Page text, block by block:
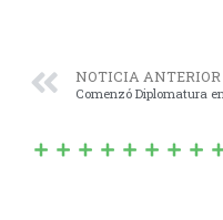
NOTICIA ANTERIOR